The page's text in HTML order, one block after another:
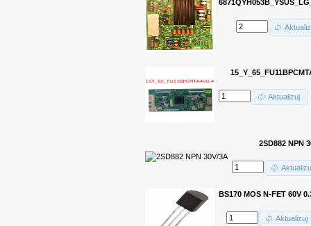
Aktualizuj
2SD882 NPN
BS170 MOS N-FET 60V
Aktualizuj